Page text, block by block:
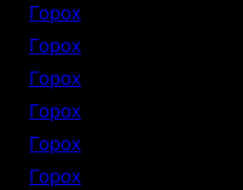
Горох
Горох
Горох
Горох
Горох
Горох